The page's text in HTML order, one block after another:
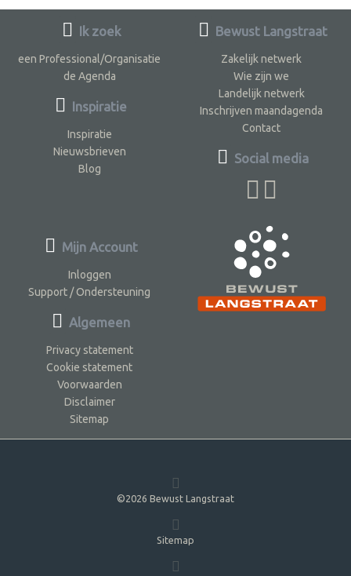
Ik zoek
een Professional/Organisatie
de Agenda
Inspiratie
Inspiratie
Nieuwsbrieven
Blog
Bewust Langstraat
Zakelijk netwerk
Wie zijn we
Landelijk netwerk
Inschrijven maandagenda
Contact
Social media
Mijn Account
Inloggen
Support / Ondersteuning
Algemeen
Privacy statement
Cookie statement
Voorwaarden
Disclaimer
Sitemap
©2026 Bewust Langstraat
Sitemap